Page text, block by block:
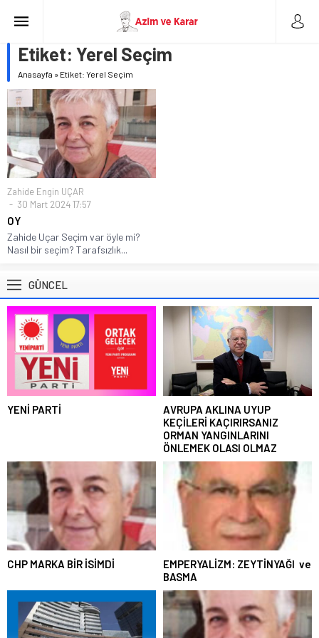
Etiket: Yerel Seçim
Anasayfa » Etiket: Yerel Seçim
Zahide Engin UÇAR
30 Mart 2024 17:57
OY
Zahide Uçar Seçim var öyle mi?
Nasıl bir seçim? Tarafsızlık...
GÜNCEL
YENİ PARTİ
AVRUPA AKLINA UYUP
KEÇİLERİ KAÇIRIRSANIZ
ORMAN YANGINLARINI
ÖNLEMEK OLASI OLMAZ
CHP MARKA BİR İSİMDİ
EMPERYALİZM: ZEYTİNYAĞI ve
BASMA